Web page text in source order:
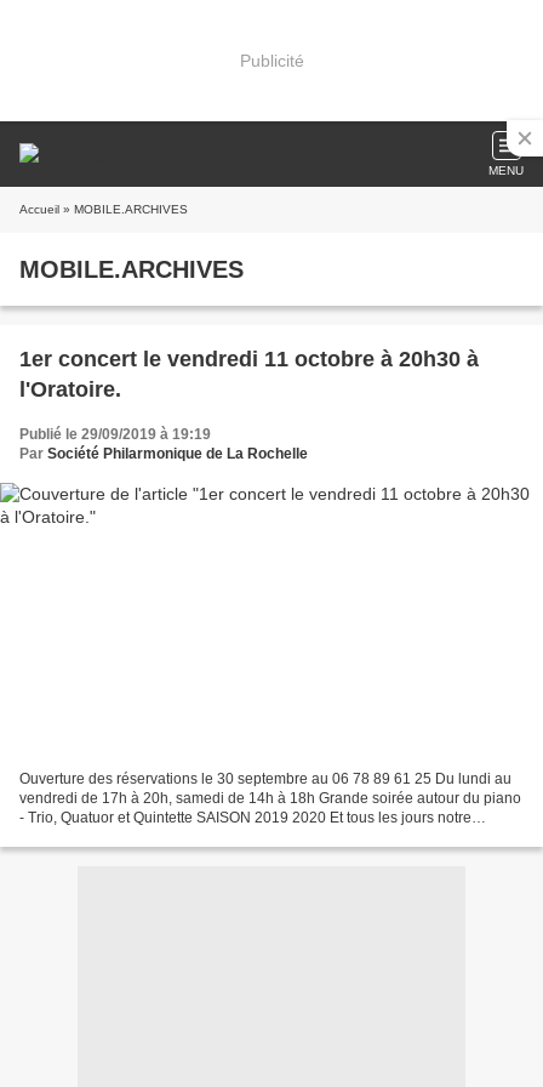
Publicité
MENU
Accueil » MOBILE.ARCHIVES
MOBILE.ARCHIVES
1er concert le vendredi 11 octobre à 20h30 à
l'Oratoire.
Publié le 29/09/2019 à 19:19
Par Société Philarmonique de La Rochelle
Ouverture des réservations le 30 septembre au 06 78 89 61 25 Du lundi au
vendredi de 17h à 20h, samedi de 14h à 18h Grande soirée autour du piano
- Trio, Quatuor et Quintette SAISON 2019 2020 Et tous les jours notre